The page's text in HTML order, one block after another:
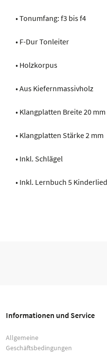
• Tonumfang: f3 bis f4
• F-Dur Tonleiter
• Holzkorpus
• Aus Kiefernmassivholz
• Klangplatten Breite 20 mm
• Klangplatten Stärke 2 mm
• Inkl. Schlägel
• Inkl. Lernbuch 5
Informationen und Service
Allgemeine
Geschäftsbedingungen